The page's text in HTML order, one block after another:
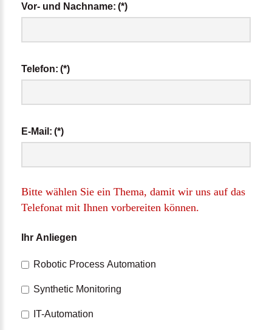
Vor- und Nachname: (*)
Telefon: (*)
E-Mail: (*)
Bitte wählen Sie ein Thema, damit wir uns auf das
Telefonat mit Ihnen vorbereiten können.
Ihr Anliegen
Robotic Process Automation
Synthetic Monitoring
IT-Automation